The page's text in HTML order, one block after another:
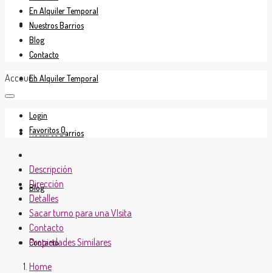
En Venta
En Alquiler Temporal
Nuestros Barrios
Blog
Contacto
En Alquiler Temporal
Nuestros Barrios
Blog
Contacto
Account
Login
Favoritos0
Descripción
Dirección
Detalles
Sacar turno para una VIsita
Contacto
Propiedades Similares
Home